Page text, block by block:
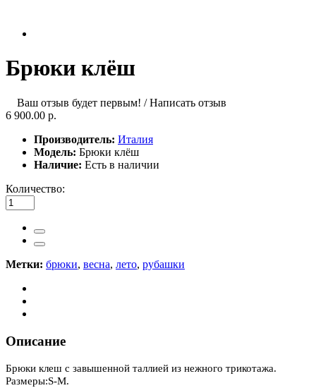
Брюки клёш
Ваш отзыв будет первым! /Написать отзыв
6 900.00 р.
Производитель: Италия
Модель: Брюки клёш
Наличие: Есть в наличии
Количество:
Метки: брюки, весна, лето, рубашки
Описание
Брюки клеш с завышенной таллией из нежного трикотажа.
Размеры:S-М.